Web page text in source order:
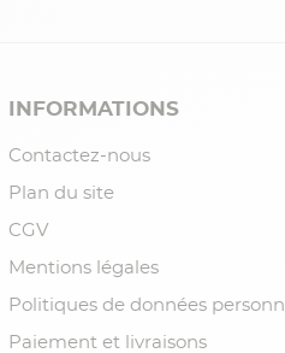
INFORMATIONS
Contactez-nous
Plan du site
CGV
Mentions légales
Politiques de données
Paiement et livraisons